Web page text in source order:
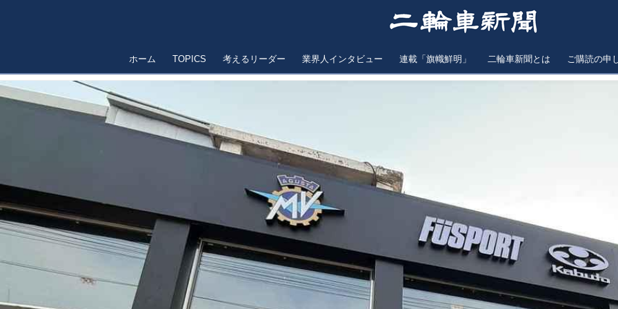
ホーム TOPICS 考えるリーダー 業界人インタビュー 連載「旗幟鮮明」 二輪車新聞とは ご購読の申